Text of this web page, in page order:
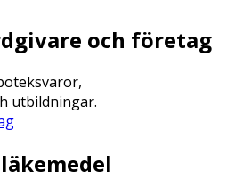
och företag
utbildningar.